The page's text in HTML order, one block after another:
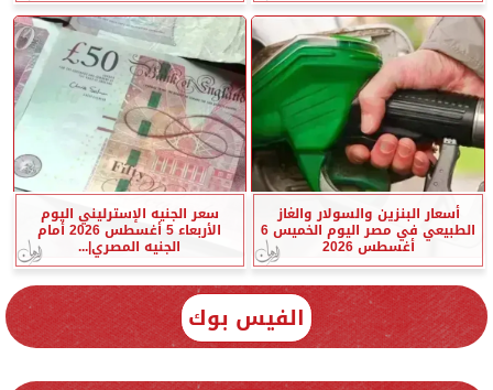
أسعار البنزين والسولار والغاز
الطبيعي في مصر اليوم الخميس 6
أغسطس 2026
سعر الجنيه الإسترليني اليوم
الأربعاء 5 أغسطس 2026 أمام
الجنيه المصري|...
الفيس بوك